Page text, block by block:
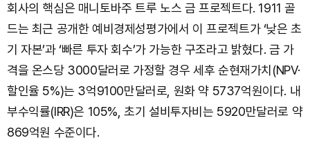
회사의 핵심은 매니토바주 트루 노스 금 프로젝트다. 1911 골
드는 최근 공개한 예비경제성평가에서 이 프로젝트가 ‘낮은 초
기 자본’과 ‘빠른 투자 회수’가 가능한 구조라고 밝혔다. 금 가
격을 온스당 3000달러로 가정할 경우 세후 순현재가치(NPV·
할인율 5%)는 3억9100만달러로, 원화 약 5737억원이다. 내
부수익률(IRR)은 105%, 초기 설비투자비는 5920만달러로 약
869억원 수준이다.